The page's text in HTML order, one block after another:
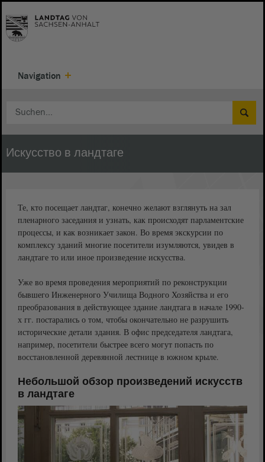
Navigation
Искусство в ландтаге
Те, кто посещает ландтаг, конечно желают взглянуть на зал
пленарного заседания и узнать, как происходят парламентские
процессы, и как возникает закон. Во время экскурсии по
комплексу зданий многие посетители изумляются, увидев в
ландтаге то или иное произведение искусства.
Уже во время проведения мероприятий по реконструкции
бывшего Инженерного Училища Водного Хозяйства и его
преобразования в действующее здание ландтага в начале 1990-
х гг. постарались о том, чтобы окончательно не разрушить
исторические детали здания. В офис председателя ландтага,
например, посетители быстрее всего могут попасть по
восстановленной деревянной лестнице в южном крыле.
Небольшой обзор произведений искусств
в ландтаге